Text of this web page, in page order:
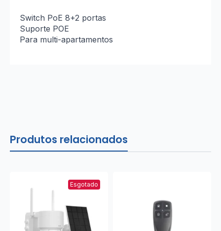
Switch PoE 8+2 portas
Suporte POE
Para multi-apartamentos
Produtos relacionados
Esgotado